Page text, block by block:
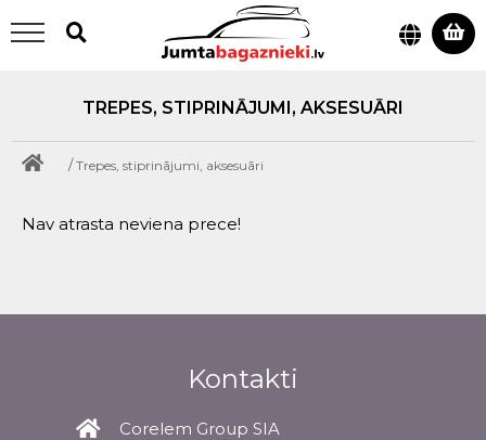
TREPES, STIPRINĀJUMI, AKSESUĀRI
/Trepes, stiprinājumi, aksesuāri
Nav atrasta neviena prece!
Kontakti
Corelem Group SIA